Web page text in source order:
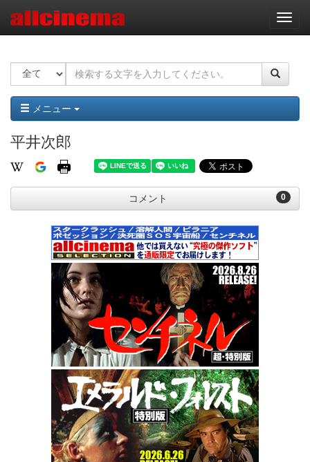
ナ
ビ
ー
ョ
ン
メニュー
平井次郎
0
コメント